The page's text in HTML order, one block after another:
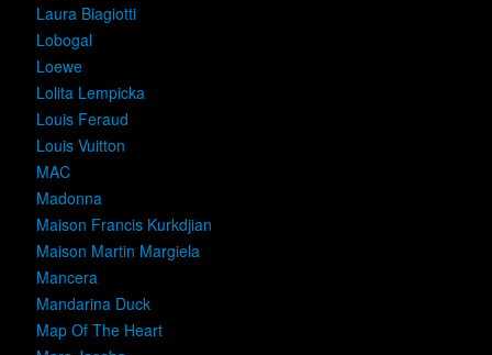
Laura Biagiotti
Lobogal
Loewe
Lolita Lempicka
Louis Feraud
Louis Vuitton
MAC
Madonna
Maison Francis Kurkdjian
Maison Martin Margiela
Mancera
Mandarina Duck
Map Of The Heart